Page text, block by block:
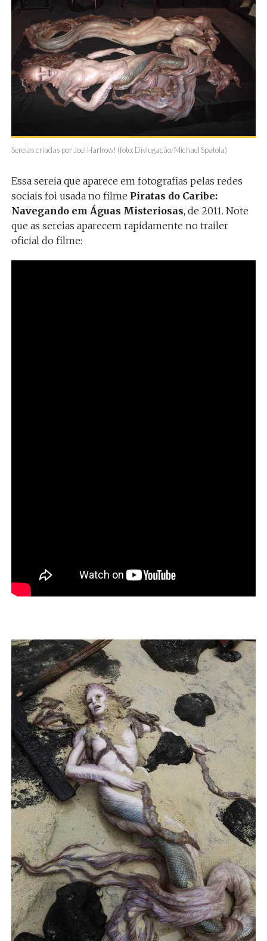
Sereias criadas por Joel Harlrow! (foto: Divlugação/Michael Spatola)
Essa sereia que aparece em fotografias pelas redes
sociais foi usada no filme Piratas do Caribe:
Navegando em Águas Misteriosas, de 2011. Note
que as sereias aparecem rapidamente no trailer
oficial do filme: